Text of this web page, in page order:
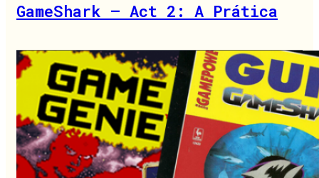
GameShark – Act 2: A Prática